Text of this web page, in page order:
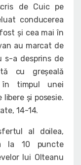
de Cuic pe
conducerea
și cea mai în
au marcat de
s-a desprins de
cu greșeală
timpul unei
și posesie.
14-14.
al doilea,
la 10 puncte
lui Olteanu